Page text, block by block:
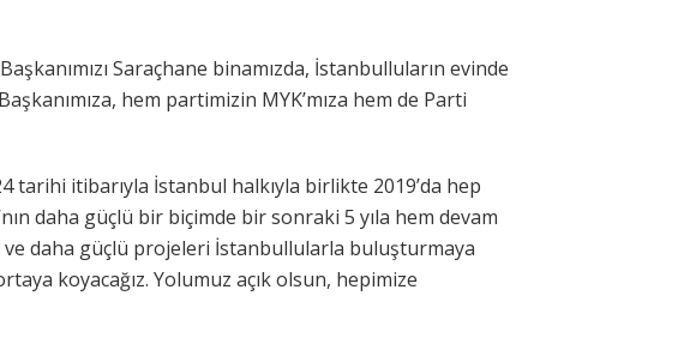
Saraçhane binamızda, İstanbulluların evinde
hem partimizin MYK’mıza hem de Parti
tarihi itibarıyla İstanbul halkıyla birlikte 2019’da hep
daha güçlü bir biçimde bir sonraki 5 yıla hem devam
daha güçlü projeleri İstanbullularla buluşturmaya
koyacağız. Yolumuz açık olsun, hepimize